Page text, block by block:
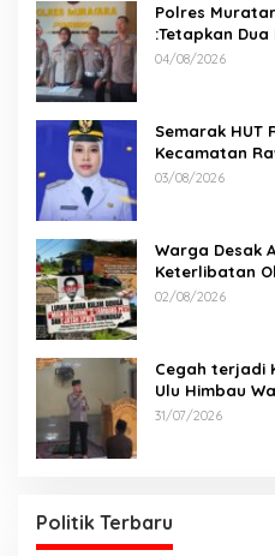
Polres
:Tetapkan
Kecelakaan
04/08/2026
Semarak HUT
Kecamatan
Lomba
03/08/2026
Warga Desak APH Usut Laporan Dugaan
Keterlibatan
02/08/2026
Cegah terjadi
Ulu Himbau
Sesuai
31/07/2026
Politik Terbaru